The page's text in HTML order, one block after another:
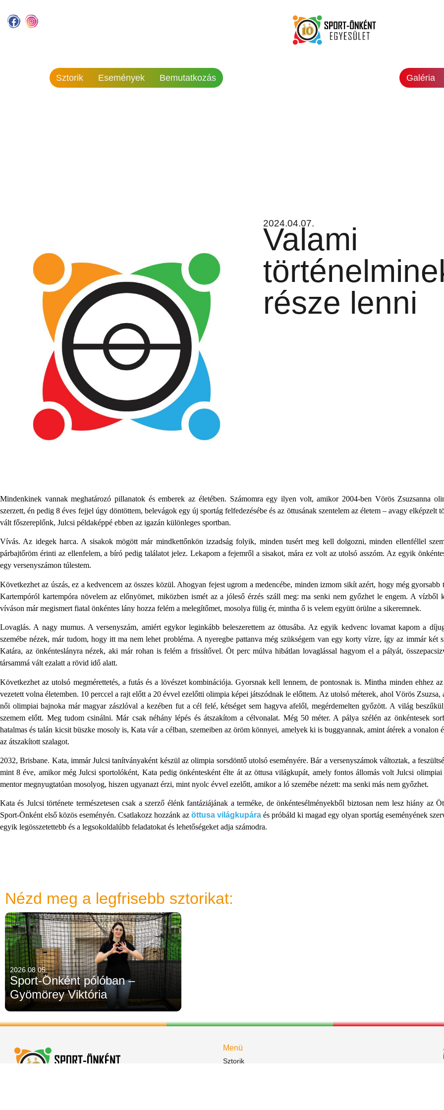
Sztorik Események Bemutatkozás Galéria
2024.04.07.
Valami
része lenni
Mindenkinek vannak meghatározó pillanatok és emberek az életében. Számomra egy ilyen volt, amikor 2004-ben Vörös Zsuzsanna
szerzett, én pedig 8 éves fejjel úgy döntöttem, belevágok egy új sportág felfedezésébe és az öttusának szentelem az életem – avagy elképzelt
vált főszereplőnk, Julcsi példaképpé ebben az igazán különleges sportban.
Vívás. Az idegek harca. A sisakok mögött már mindkettőnkön izzadság folyik, minden tusért meg kell dolgozni, minden ellenféllel
párbajtőröm érinti az ellenfelem, a bíró pedig találatot jelez. Lekapom a fejemről a sisakot, mára ez volt az utolsó asszóm. Az egyik
egy versenyszámon túlestem.
Következhet az úszás, ez a kedvencem az összes közül. Ahogyan fejest ugrom a medencébe, minden izmom sikít azért, hogy még gyorsabb
Kartempóról kartempóra növelem az előnyömet, miközben ismét az a jóleső érzés száll meg: ma senki nem győzhet le engem. A vízből
víváson már megismert fiatal önkéntes lány hozza felém a melegítőmet, mosolya fülig ér, mintha ő is velem együtt örülne a sikeremnek.
Lovaglás. A nagy mumus. A versenyszám, amiért egykor leginkább beleszerettem az öttusába. Az egyik kedvenc lovamat kapom a
szemébe nézek, már tudom, hogy itt ma nem lehet probléma. A nyeregbe pattanva még szükségem van egy korty vízre, így az immár két
Katára, az önkénteslányra nézek, aki már rohan is felém a frissítővel. Öt perc múlva hibátlan lovaglással hagyom el a pályát,
társammá vált ezalatt a rövid idő alatt.
Következhet az utolsó megmérettetés, a futás és a lövészet kombinációja. Gyorsnak kell lennem, de pontosnak is. Mintha minden ehhez
vezetett volna életemben. 10 perccel a rajt előtt a 20 évvel ezelőtti olimpia képei játszódnak le előttem. Az utolsó méterek, ahol Vörös Zsuzsa,
női olimpiai bajnoka már magyar zászlóval a kezében fut a cél felé, kétséget sem hagyva afelől, megérdemelten győzött. A világ
szemem előtt. Meg tudom csinálni. Már csak néhány lépés és átszakítom a célvonalat. Még 50 méter. A pálya szélén az önkéntesek
hatalmas és talán kicsit büszke mosoly is, Kata vár a célban, szemeiben az öröm könnyei, amelyek ki is buggyannak, amint átérek a vonalon
az átszakított szalagot.
2032, Brisbane. Kata, immár Julcsi tanítványaként készül az olimpia sorsdöntő utolsó eseményére. Bár a versenyszámok változtak, a
mint 8 éve, amikor még Julcsi sportolóként, Kata pedig önkéntesként élte át az öttusa világkupát, amely fontos állomás volt Julcsi
mentor megnyugtatóan mosolyog, hiszen ugyanazt érzi, mint nyolc évvel ezelőtt, amikor a ló szemébe nézett: ma senki más nem győzhet.
Kata és Julcsi története természetesen csak a szerző élénk fantáziájának a terméke, de önkéntesélményekből biztosan nem lesz hiány az
Sport-Önként első közös eseményén. Csatlakozz hozzánk az öttusa világkupára és próbáld ki magad egy olyan sportág eseményének
egyik legösszetettebb és a legsokoldalúbb feladatokat és lehetőségeket adja számodra.
Nézd meg a legfrisebb sztorikat:
2026.08.05.
Sport-Önként pólóban –
Gyömörey Viktória
Menü
Sztorik